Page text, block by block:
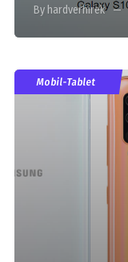
By hardverhirek
Mobil-Tablet